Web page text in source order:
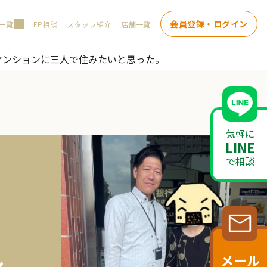
覧 FP相談 スタッフ紹介 店舗一覧 会員登録・ログイン
ションに三人で住みたいと思った。
気軽に
LINE
で相談
メール